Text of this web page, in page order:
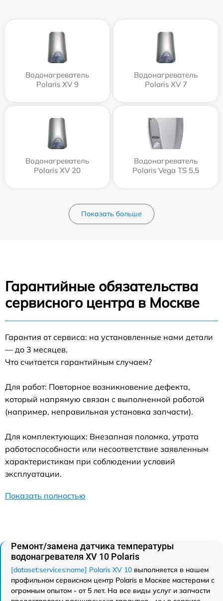
Водонагреватель
Polaris XV 9
Водонагреватель
Polaris XV 7
Водонагреватель
Polaris XV 20
Водонагреватель
Polaris Vega TS 5,5
Показать больше
Гарантийные обязательства
сервисного центра в Москве
Гарантия от сервиса: на установленные нами детали
— до 3 месяцев.
Что считается гарантийным случаем?
Для работ: Повторное возникновение дефекта,
который напрямую связан с выполненной работой
(например, неправильная установка запчасти).
Для комплектующих: Внезапная поломка, утрата
работоспособности или несоответствие заявленным
характеристикам при соблюдении условий
эксплуатации.
Показать полностью
Ремонт/замена датчика температуры
водонагревателя XV 10 Polaris
[dataset:services:name] Polaris XV 10 выполняется в нашем
профильном сервисном центр Polaris в Москве мастерами с
огромным опытом - от 5 лет. На все виды услуг и запчасти